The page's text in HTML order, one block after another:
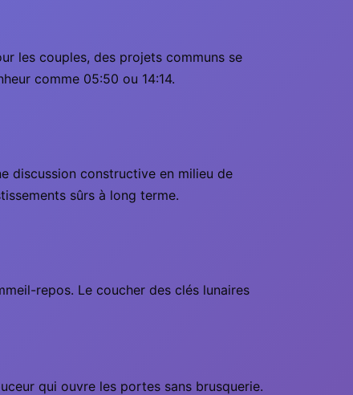
les couples, des projets communs se
comme 05:50 ou 14:14.
discussion constructive en milieu de
sûrs à long terme.
repos. Le coucher des clés lunaires
qui ouvre les portes sans brusquerie.